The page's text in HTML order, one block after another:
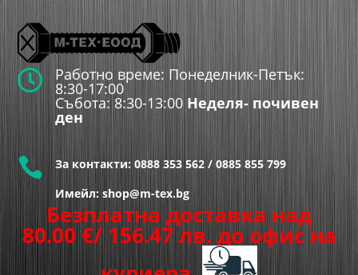
 Работно време: Понеделник-Петък:
8:30-17:00
Събота: 8:30-13:00 Неделя- почивен
ден
 За контакти: 0888 353 562 / 0885 855 799
Имейл: shop@m-tex.bg
Безплатна доставка над
80.00 €/ 156.47 лв. до офис на